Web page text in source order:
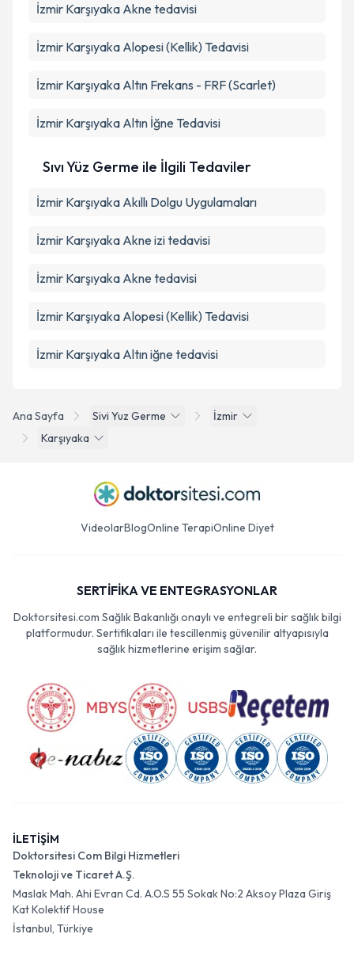
Ana Sayfa Sivi Yuz Germe
İzmir
Karşıyaka
İzmir Karşıyaka Akne tedavisi
İzmir Karşıyaka Alopesi (Kellik) Tedavisi
İzmir Karşıyaka Altın Frekans - FRF (Scarlet)
İzmir Karşıyaka Altın İğne Tedavisi
Sıvı Yüz Germe ile İlgili Tedaviler
İzmir Karşıyaka Akıllı Dolgu Uygulamaları
İzmir Karşıyaka Akne izi tedavisi
İzmir Karşıyaka Akne tedavisi
İzmir Karşıyaka Alopesi (Kellik) Tedavisi
İzmir Karşıyaka Altın iğne tedavisi
VideolarBlogOnline TerapiOnline Diyet
SERTİFİKA VE ENTEGRASYONLAR
Doktorsitesi.com Sağlık Bakanlığı onaylı ve entegreli bir sağlık bilgi
platformudur. Sertifikaları ile tescillenmiş güvenilir altyapısıyla
sağlık hizmetlerine erişim sağlar.
İLETİŞİM
Doktorsitesi Com Bilgi Hizmetleri
Teknoloji ve Ticaret A.Ş.
Maslak Mah. Ahi Evran Cd. A.O.S 55 Sokak No:2 Aksoy Plaza Giriş
Kat Kolektif House
İstanbul, Türkiye